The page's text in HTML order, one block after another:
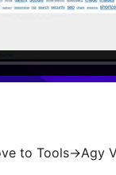
to Tools->Agy